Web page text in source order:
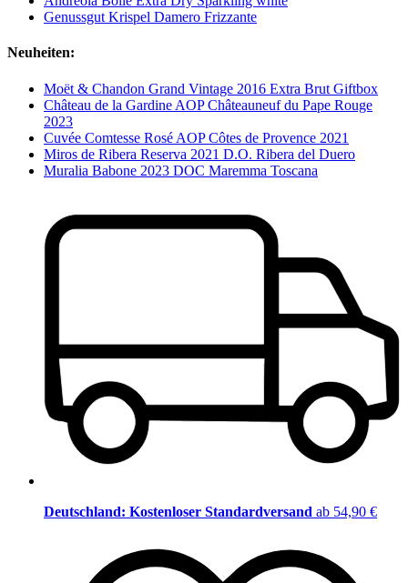
Genussgut Krispel Damero Frizzante
Neuheiten:
Moët & Chandon Grand Vintage 2016 Extra Brut Giftbox
Château de la Gardine AOP Châteauneuf du Pape Rouge
2023
Cuvée Comtesse Rosé AOP Côtes de Provence 2021
Miros de Ribera Reserva 2021 D.O. Ribera del Duero
Muralia Babone 2023 DOC Maremma Toscana
Deutschland: Kostenloser Standardversand ab 54,90 €